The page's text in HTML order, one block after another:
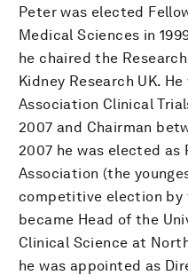
Peter was elected
Medical Sciences in
he chaired the
Kidney Research UK.
Association Clinical
2007 and Chairman
2007 he was elected
Association (the
competitive election by
became Head of the
Clinical Science at
he was appointed as